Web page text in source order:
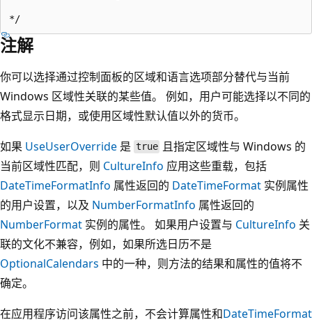
注解
你可以选择通过控制面板的区域和语言选项部分替代与当前
Windows 区域性关联的某些值。 例如，用户可能选择以不同的
格式显示日期，或使用区域性默认值以外的货币。
如果 UseUserOverride 是 true 且指定区域性与 Windows 的
当前区域性匹配，则 CultureInfo 应用这些重载，包括
DateTimeFormatInfo 属性返回的 DateTimeFormat 实例属性
的用户设置，以及 NumberFormatInfo 属性返回的
NumberFormat 实例的属性。 如果用户设置与 CultureInfo 关
联的文化不兼容，例如，如果所选日历不是
OptionalCalendars 中的一种，则方法的结果和属性的值将不
确定。
在应用程序访问该属性之前，不会计算属性和DateTimeFormat